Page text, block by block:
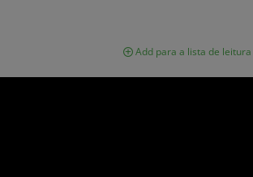
Add para a lista de leitura